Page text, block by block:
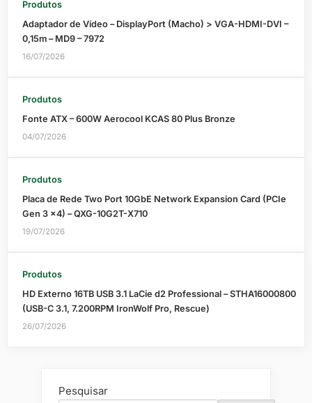
Produtos
Adaptador de Vídeo – DisplayPort (Macho) > VGA-HDMI-DVI –
0,15m – MD9 – 7972
16/07/2026
Produtos
Fonte ATX – 600W Aerocool KCAS 80 Plus Bronze
04/07/2026
Produtos
Placa de Rede Two Port 10GbE Network Expansion Card (PCIe
Gen 3 x4) – QXG-10G2T-X710
19/07/2026
Produtos
HD Externo 16TB USB 3.1 LaCie d2 Professional – STHA16000800
(USB-C 3.1, 7.200RPM IronWolf Pro, Rescue)
26/07/2026
Pesquisar